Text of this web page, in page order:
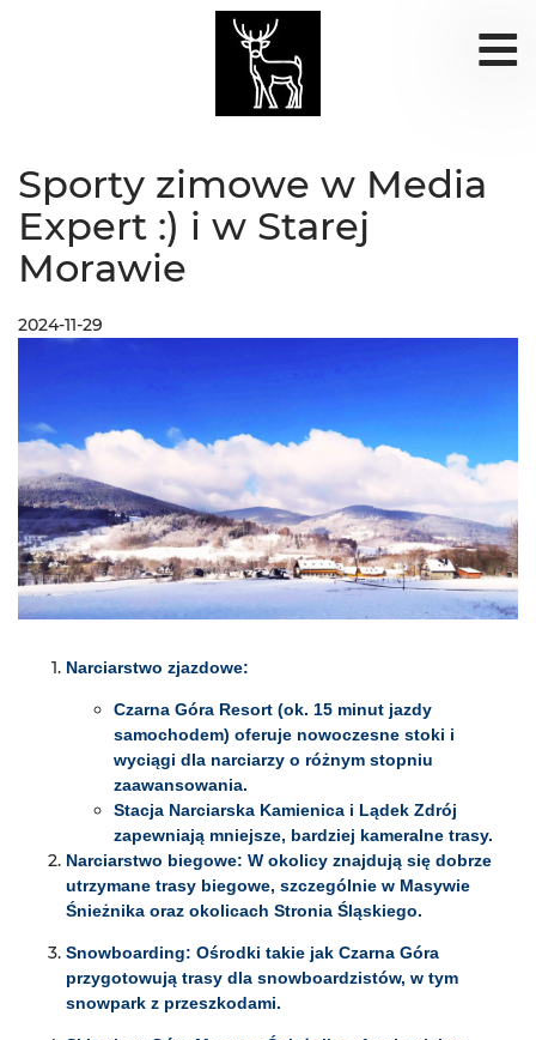
Sporty zimowe w Media
Expert :) i w Starej
Morawie
2024-11-29
Narciarstwo zjazdowe:
Czarna Góra Resort (ok. 15 minut jazdy
samochodem) oferuje nowoczesne stoki i
wyciągi dla narciarzy o różnym stopniu
zaawansowania.
Stacja Narciarska Kamienica i Lądek Zdrój
zapewniają mniejsze, bardziej kameralne trasy.
Narciarstwo biegowe: W okolicy znajdują się dobrze
utrzymane trasy biegowe, szczególnie w Masywie
Śnieżnika oraz okolicach Stronia Śląskiego.
Snowboarding: Ośrodki takie jak Czarna Góra
przygotowują trasy dla snowboardzistów, w tym
snowpark z przeszkodami.